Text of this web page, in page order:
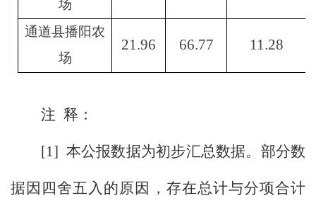
场
通道县播阳农
场
21.96 66.77 11.28
注 释：
[1] 本公报数据为初步汇总数据。部分数
据因四舍五入的原因，存在总计与分项合计